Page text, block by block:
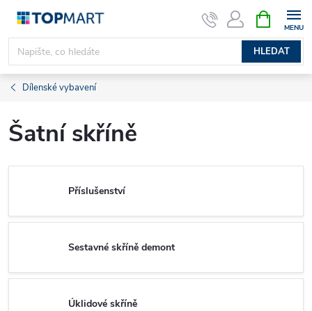
Přejít
obsah
HLEDAT
NÁKUPNÍ
KOŠÍK
Dílenské vybavení
Šatní skříně
Příslušenství
Sestavné skříně demont
Úklidové skříně